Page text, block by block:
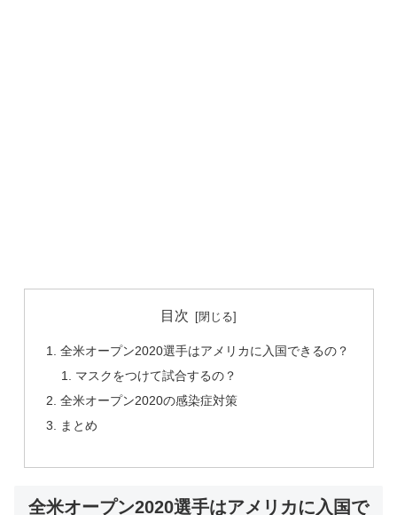
目次
全米オープン2020選手はアメリカに入国できるの？
マスクをつけて試合するの？
全米オープン2020の感染症対策
まとめ
全米オープン2020選手はアメリカに入国で